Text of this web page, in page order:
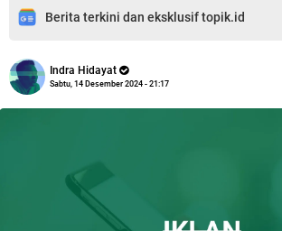
Berita terkini dan eksklusif topik.id
Indra Hidayat
Sabtu, 14 Desember 2024 - 21:17